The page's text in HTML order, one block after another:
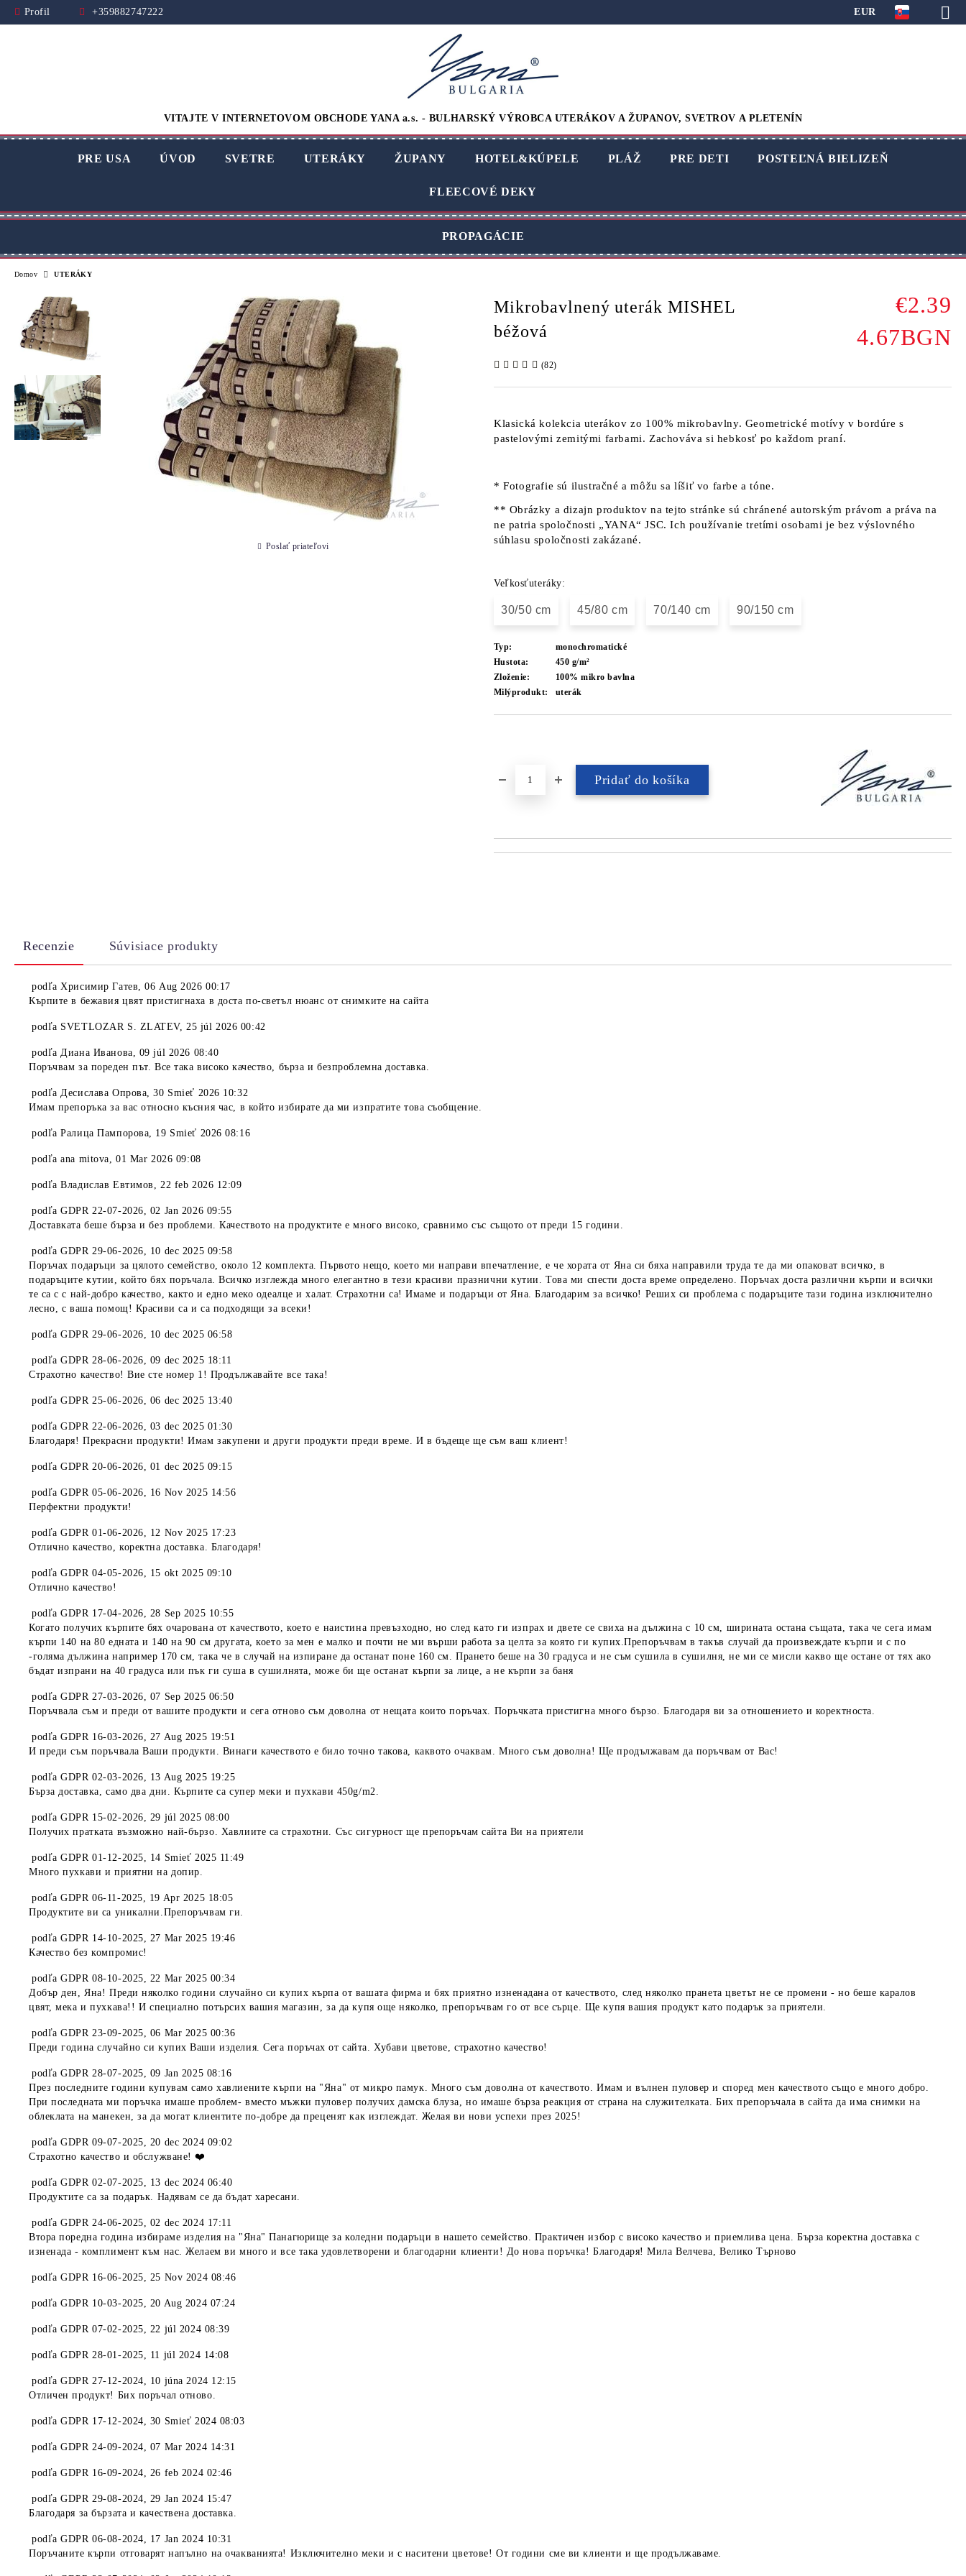
Profil +359882747222 EUR
VITAJTE V INTERNETOVOM OBCHODE YANA a.s. - BULHARSKÝ VÝROBCA UTERÁKOV A ŽUPANOV, SVETROV A PLETENÍN
PRE USA ÚVOD SVETRE UTERÁKY ŽUPANY HOTEL&KÚPELE PLÁŽ PRE DETI POSTEĽNÁ BIELIZEŇ
FLEECOVÉ DEKY
PROPAGÁCIE
Domov UTERÁKY
Mikrobavlnený uterák MISHEL
béžová
€2.39
4.67BGN
(82)
Klasická kolekcia uterákov zo 100% mikrobavlny. Geometrické motívy v bordúre s
pastelovými zemitými farbami. Zachováva si hebkosť po každom praní.
* Fotografie sú ilustračné a môžu sa líšiť vo farbe a tóne.
** Obrázky a dizajn produktov na tejto stránke sú chránené autorským právom a práva na
ne patria spoločnosti „YANA“ JSC. Ich používanie tretími osobami je bez výslovného
súhlasu spoločnosti zakázané.
Veľkosťuteráky:
30/50 cm 45/80 cm 70/140 cm 90/150 cm
Typ:
monochromatické
Hustota:
450 g/m²
Zloženie:
100% mikro bavlna
Milýprodukt:
uterák
Poslať priateľovi
Recenzie Súvisiace produkty
podľaХрисимир Гатев,06 Aug 2026 00:17
Кърпите в бежавия цвят пристигнаха в доста по-светъл нюанс от снимките на сайта
podľa SVETLOZAR S. ZLATEV,25 júl 2026 00:42
podľaДиана Иванова, 09 júl 2026 08:40
Поръчвам за пореден път. Все така високо качество, бърза и безпроблемна доставка.
podľaДесислава Опрова,30 Smieť 2026 10:32
Имам препоръка за вас относно късния час, в който избирате да ми изпратите това съобщение.
podľaРалица Пампорова, 19 Smieť 2026 08:16
podľaana mitova,01 Mar 2026 09:08
podľaВладислав Евтимов ,22 feb 2026 12:09
podľaGDPR 22-07-2026, 02 Jan 2026 09:55
Доставката беше бърза и без проблеми. Качеството на продуктите е много високо, сравнимо със същото от преди 15 години.
podľaGDPR 29-06-2026, 10 dec 2025 09:58
Поръчах подаръци за цялото семейство, около 12 комплекта. Първото нещо, което ми направи впечатление, е че хората от Яна си бяха направили труда те да ми опаковат всичко, в
подаръците кутии, който бях поръчала. Всичко изглежда много елегантно в тези красиви празнични кутии. Това ми спести доста време определено. Поръчах доста различни кърпи и всички
те са с с най-добро качество, както и едно меко одеалце и халат. Страхотни са! Имаме и подаръци от Яна. Благодарим за всичко! Реших си проблема с подаръците тази година изключително
лесно, с ваша помощ! Красиви са и са подходящи за всеки!
podľaGDPR 29-06-2026, 10 dec 2025 06:58
podľaGDPR 28-06-2026, 09 dec 2025 18:11
Страхотно качество! Вие сте номер 1! Продължавайте все така!
podľaGDPR 25-06-2026, 06 dec 2025 13:40
podľaGDPR 22-06-2026, 03 dec 2025 01:30
Благодаря! Прекрасни продукти! Имам закупени и други продукти преди време. И в бъдеще ще съм ваш клиент!
podľaGDPR 20-06-2026, 01 dec 2025 09:15
podľaGDPR 05-06-2026, 16 Nov 2025 14:56
Перфектни продукти!
podľaGDPR 01-06-2026, 12 Nov 2025 17:23
Отлично качество, коректна доставка. Благодаря!
podľaGDPR 04-05-2026, 15 okt 2025 09:10
Отлично качество!
podľaGDPR 17-04-2026, 28 Sep 2025 10:55
Когато получих кърпите бях очарована от качеството, което е наистина превъзходно, но след като ги изпрах и двете се свиха на дължина с 10 см, ширината остана същата, така че сега имам
кърпи 140 на 80 едната и 140 на 90 см другата, което за мен е малко и почти не ми върши работа за целта за която ги купих.Препоръчвам в такъв случай да произвеждате кърпи и с по
-голяма дължина например 170 см, така че в случай на изпиране да останат поне 160 см. Прането беше на 30 градуса и не съм сушила в сушилня, не ми се мисли какво ще остане от тях ако
бъдат изпрани на 40 градуса или пък ги суша в сушилнята, може би ще останат кърпи за лице, а не кърпи за баня
podľaGDPR 27-03-2026, 07 Sep 2025 06:50
Поръчвала съм и преди от вашите продукти и сега отново съм доволна от нещата които поръчах. Поръчката пристигна много бързо. Благодаря ви за отношението и коректноста.
podľaGDPR 16-03-2026, 27 Aug 2025 19:51
И преди съм поръчвала Ваши продукти. Винаги качеството е било точно такова, каквото очаквам. Много съм доволна! Ще продължавам да поръчвам от Вас!
podľaGDPR 02-03-2026, 13 Aug 2025 19:25
Бърза доставка, само два дни. Кърпите са супер меки и пухкави 450g/m2.
podľaGDPR 15-02-2026, 29 júl 2025 08:00
Получих пратката възможно най-бързо. Хавлиите са страхотни. Със сигурност ще препоръчам сайта Ви на приятели
podľaGDPR 01-12-2025, 14 Smieť 2025 11:49
Много пухкави и приятни на допир.
podľaGDPR 06-11-2025, 19 Apr 2025 18:05
Продуктите ви са уникални.Препоръчвам ги.
podľaGDPR 14-10-2025, 27 Mar 2025 19:46
Качество без компромис!
podľaGDPR 08-10-2025, 22 Mar 2025 00:34
Добър ден, Яна! Преди няколко години случайно си купих кърпа от вашата фирма и бях приятно изненадана от качеството, след няколко пранета цветът не се промени - но беше каралов
цвят, мека и пухкава!! И специално потърсих вашия магазин, за да купя още няколко, препоръчвам го от все сърце. Ще купя вашия продукт като подарък за приятели.
podľaGDPR 23-09-2025, 06 Mar 2025 00:36
Преди година случайно си купих Ваши изделия. Сега поръчах от сайта. Хубави цветове, страхотно качество!
podľaGDPR 28-07-2025, 09 Jan 2025 08:16
През последните години купувам само хавлиените кърпи на "Яна" от микро памук. Много съм доволна от качеството. Имам и вълнен пуловер и според мен качеството също е много добро.
При последната ми поръчка имаше проблем- вместо мъжки пуловер получих дамска блуза, но имаше бърза реакция от страна на служителката. Бих препоръчала в сайта да има снимки на
облеклата на манекен, за да могат клиентите по-добре да преценят как изглеждат. Желая ви нови успехи през 2025!
podľaGDPR 09-07-2025, 20 dec 2024 09:02
Страхотно качество и обслужване! ❤️
podľaGDPR 02-07-2025, 13 dec 2024 06:40
Продуктите са за подарък. Надявам се да бъдат харесани.
podľaGDPR 24-06-2025, 02 dec 2024 17:11
Втора поредна година избираме изделия на "Яна" Панагюрище за коледни подаръци в нашето семейство. Практичен избор с високо качество и приемлива цена. Бърза коректна доставка с
изненада - комплимент към нас. Желаем ви много и все така удовлетворени и благодарни клиенти! До нова поръчка! Благодаря! Мила Велчева, Велико Търново
podľaGDPR 16-06-2025, 25 Nov 2024 08:46
podľaGDPR 10-03-2025, 20 Aug 2024 07:24
podľaGDPR 07-02-2025, 22 júl 2024 08:39
podľaGDPR 28-01-2025, 11 júl 2024 14:08
podľaGDPR 27-12-2024, 10 júna 2024 12:15
Отличен продукт! Бих поръчал отново.
podľaGDPR 17-12-2024, 30 Smieť 2024 08:03
podľaGDPR 24-09-2024, 07 Mar 2024 14:31
podľaGDPR 16-09-2024, 26 feb 2024 02:46
podľaGDPR 29-08-2024, 29 Jan 2024 15:47
Благодаря за бързата и качествена доставка.
podľaGDPR 06-08-2024, 17 Jan 2024 10:31
Поръчаните кърпи отговарят напълно на очакванията! Изключително меки и с наситени цветове! От години сме ви клиенти и ще продължаваме.